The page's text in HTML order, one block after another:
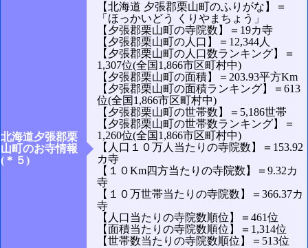
北海道夕張郡栗
山町のお寺情報
(＊５)
【北海道 夕張郡栗山町のふりがな】＝
「ほっかいどう くりやまちょう」
【夕張郡栗山町の寺院数】＝19カ寺
【夕張郡栗山町の人口】＝12,344人
【夕張郡栗山町の人口数ランキング】＝
1,307位(全国1,866市区町村中)
【夕張郡栗山町の面積】＝203.93平方Km
【夕張郡栗山町の面積ランキング】＝613
位(全国1,866市区町村中)
【夕張郡栗山町の世帯数】＝5,186世帯
【夕張郡栗山町の世帯数ランキング】＝
1,260位(全国1,866市区町村中)
【人口１０万人当たりの寺院数】＝153.92
カ寺
【１０Km四方当たりの寺院数】＝9.32カ
寺
【１０万世帯当たりの寺院数】＝366.37カ
寺
【人口当たりの寺院数順位】＝461位
【面積当たりの寺院数順位】＝1,314位
【世帯数当たりの寺院数順位】＝513位